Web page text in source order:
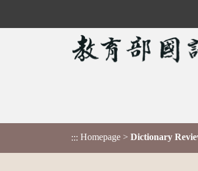
::: Homepage > Dictionary